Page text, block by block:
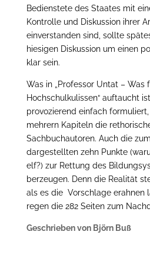
Bedienstete des Staates mit
Kontrolle und Diskussion ihrer
einverstanden sind, sollte
hiesigen Diskussion um einen
klar sein.
Was in „Professor Untat – Was
Hochschulkulissen“ auftaucht
provozierend einfach
mehrern Kapiteln die
Sachbuchautoren. Auch die
dargestellten zehn Punkte
elf?) zur Rettung des
berzeugen. Denn die Realität
als es die Vorschlage erahnen
regen die 282 Seiten zum
Geschrieben von Björn Buß